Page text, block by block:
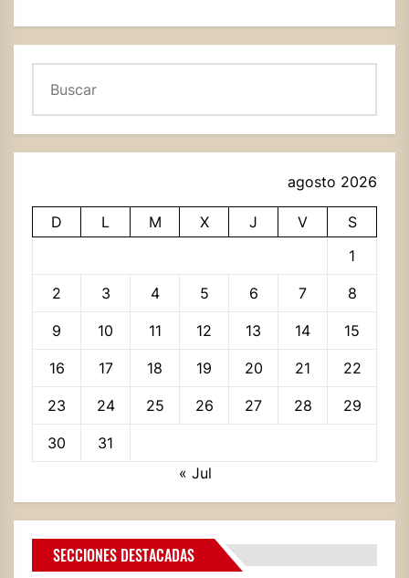
agosto 2026
D L M X J V
S
1
2 3 4 5 6 7 8
9 10 11 12 13 14 15
16 17 18 19 20 21 22
23 24 25 26 27 28 29
30
31
« Jul
SECCIONES DESTACADAS